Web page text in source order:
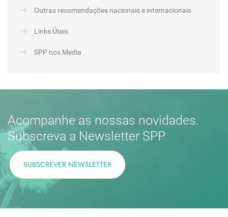
Outras recomendações nacionais e internacionais
Links Úteis
SPP nos Media
Acompanhe as nossas novidades.
Subscreva a Newsletter SPP
SUBSCREVER NEWSLETTER